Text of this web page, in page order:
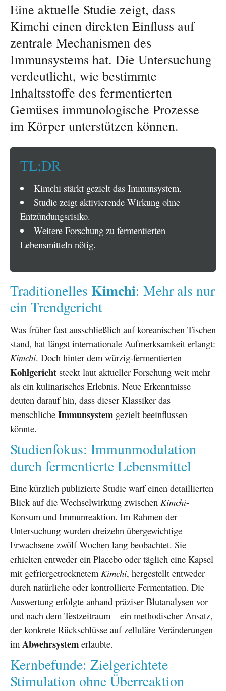
Eine aktuelle Studie zeigt, dass
Kimchi einen direkten Einfluss auf
zentrale Mechanismen des
Immunsystems hat. Die Untersuchung
verdeutlicht, wie bestimmte
Inhaltsstoffe des fermentierten
Gemüses immunologische Prozesse
im Körper unterstützen können.
TL;DR
Kimchi stärkt gezielt das Immunsystem.
Studie zeigt aktivierende Wirkung ohne
Entzündungsrisiko.
Weitere Forschung zu fermentierten
Lebensmitteln nötig.
Traditionelles Kimchi: Mehr als nur
ein Trendgericht
Was früher fast ausschließlich auf koreanischen Tischen
stand, hat längst internationale Aufmerksamkeit erlangt:
Kimchi. Doch hinter dem würzig-fermentierten
Kohlgericht steckt laut aktueller Forschung weit mehr
als ein kulinarisches Erlebnis. Neue Erkenntnisse
deuten darauf hin, dass dieser Klassiker das
menschliche Immunsystem gezielt beeinflussen
könnte.
Studienfokus: Immunmodulation
durch fermentierte Lebensmittel
Eine kürzlich publizierte Studie warf einen detaillierten
Blick auf die Wechselwirkung zwischen Kimchi-
Konsum und Immunreaktion. Im Rahmen der
Untersuchung wurden dreizehn übergewichtige
Erwachsene zwölf Wochen lang beobachtet. Sie
erhielten entweder ein Placebo oder täglich eine Kapsel
mit gefriergetrocknetem Kimchi, hergestellt entweder
durch natürliche oder kontrollierte Fermentation. Die
Auswertung erfolgte anhand präziser Blutanalysen vor
und nach dem Testzeitraum – ein methodischer Ansatz,
der konkrete Rückschlüsse auf zelluläre Veränderungen
im Abwehrsystem erlaubte.
Kernbefunde: Zielgerichtete
Stimulation ohne Überreaktion